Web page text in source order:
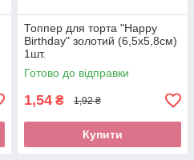
Топпер для торта "Happy
Birthday" золотий (6,5х5,8см)
1шт.
Готово до відправки
1,54 ₴ 1,92 ₴
Купити